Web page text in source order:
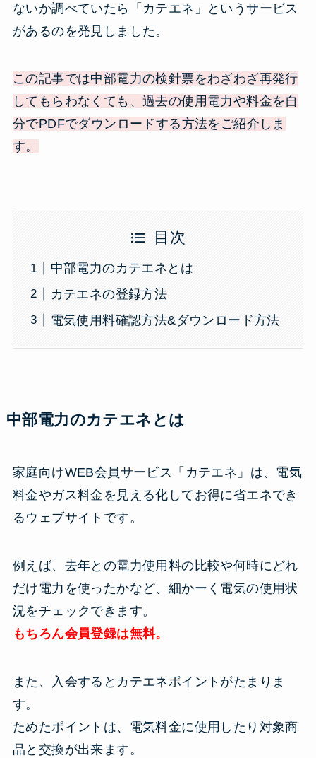
ないか調べていたら「カテエネ」というサービス
があるのを発見しました。
この記事では中部電力の検針票をわざわざ再発行
してもらわなくても、過去の使用電力や料金を自
分でPDFでダウンロードする方法をご紹介しま
す。
目次
中部電力のカテエネとは
カテエネの登録方法
電気使用料確認方法&ダウンロード方法
中部電力のカテエネとは
家庭向けWEB会員サービス「カテエネ」は、電気
料金やガス料金を見える化してお得に省エネでき
るウェブサイトです。
例えば、去年との電力使用料の比較や何時にどれ
だけ電力を使ったかなど、細かーく電気の使用状
況をチェックできます。
もちろん会員登録は無料。
また、入会するとカテエネポイントがたまりま
す。
ためたポイントは、電気料金に使用したり対象商
品と交換が出来ます。